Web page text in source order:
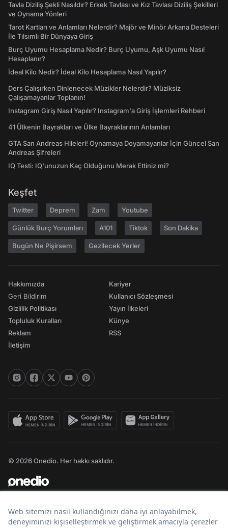
Tavla Diziliş Şekli Nasıldır? Erkek Tavlası ve Kız Tavlası Diziliş Şekilleri
ve Oynama Yönleri
Tarot Kartları ve Anlamları Nelerdir? Majör ve Minör Arkana Desteleri
İle Tılsımlı Bir Dünyaya Giriş
Burç Uyumu Hesaplama Nedir? Burç Uyumu, Aşk Uyumu Nasıl
Hesaplanır?
İdeal Kilo Nedir? İdeal Kilo Hesaplama Nasıl Yapılır?
Ders Çalışırken Dinlenecek Müzikler Nelerdir? Müziksiz
Çalışamayanlar Toplanın!
Instagram Giriş Nasıl Yapılır? Instagram'a Giriş İşlemleri Rehberi
41 Ülkenin Bayrakları ve Ülke Bayraklarının Anlamları
GTA San Andreas Hileleri! Oynamaya Doyamayanlar İçin Güncel San
Andreas Şifreleri
IQ Testi: IQ'unuzun Kaç Olduğunu Merak Ettiniz mi?
Keşfet
Twitter Deprem Zam Youtube
Günlük Burç Yorumları A101 Tiktok Son Dakika
Bugün Ne Pişirsem Gezilecek Yerler
Hakkımızda
Geri Bildirim
Gizlilik Politikası
Topluluk Kuralları
Reklam
İletişim
Kariyer
Kullanıcı Sözleşmesi
Yayın İlkeleri
Künye
RSS
© 2026 Onedio. Her hakkı saklıdır.
Bir markasıdır.